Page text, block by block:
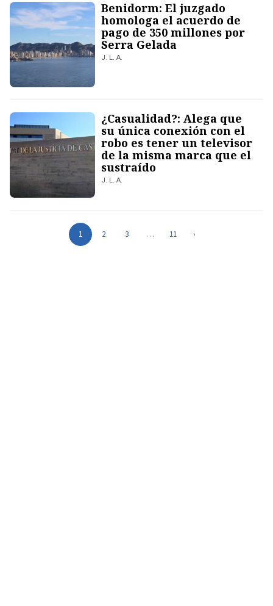
Benidorm: El juzgado
homologa el acuerdo de
pago de 350 millones por
Serra Gelada
J. L. A.
¿Casualidad?: Alega que
su única conexión con el
robo es tener un televisor
de la misma marca que el
sustraído
J. L. A.
1 2 3 … 11 ›